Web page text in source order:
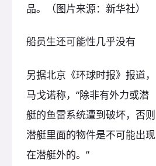
品。（图片来源：新华社）
船员生还可能性几乎没有
另据北京《环球时报》报道，
马戈诺称，“除非有外力或潜
艇的鱼雷系统遭到破坏，否则
潜艇里面的物件是不可能出现
在潜艇外的。”